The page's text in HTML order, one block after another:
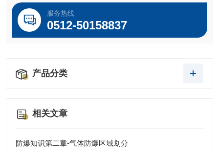
服务热线
0512-50158837
产品分类
相关文章
防爆知识第二章-气体防爆区域划分